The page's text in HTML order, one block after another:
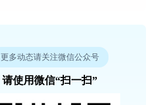
更多动态请关注微信公众号
请使用微信“扫一扫”